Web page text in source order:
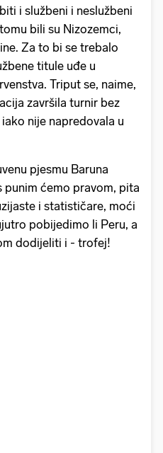
i službeni i neslužbeni
bili su Nizozemci,
Za to bi se trebalo
titule uđe u
Triput se, naime,
završila turnir bez
nije napredovala u
pjesmu Baruna
punim ćemo pravom, pita
i statističare, moći
pobijedimo li Peru, a
dodijeliti i - trofej!